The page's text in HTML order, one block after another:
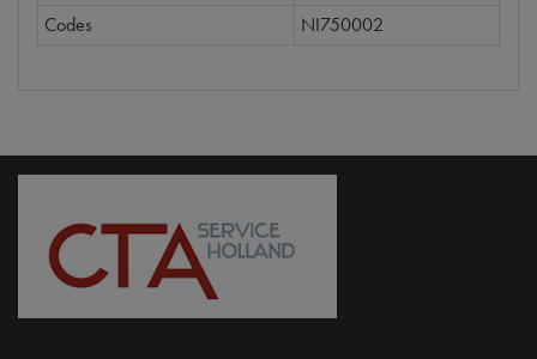
Codes
NI750002